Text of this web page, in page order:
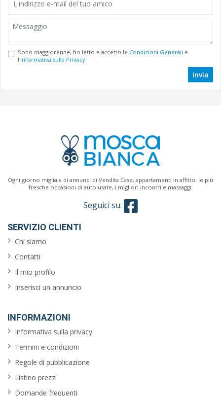
Sono maggiorenne, ho letto e accetto le Condizioni Generali e
l'Informativa sulla Privacy
Invia
Ogni giorno migliaia di annunci di Vendita Case, appartamenti in affitto, le più
fresche occasioni di auto usate, i migliori incontri e massaggi.
Seguici su:
SERVIZIO CLIENTI
Chi siamo
Contatti
Il mio profilo
Inserisci un annuncio
INFORMAZIONI
Informativa sulla privacy
Termini e condizioni
Regole di pubblicazione
Listino prezzi
Domande frequenti